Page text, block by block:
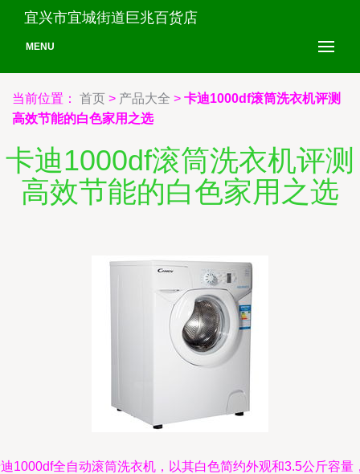
宜兴市宜城街道巨兆百货店
MENU
当前位置： 首页 > 产品大全 > 卡迪1000df滚筒洗衣机评测
高效节能的白色家用之选
卡迪1000df滚筒洗衣机评测
高效节能的白色家用之选
1000df全自动滚筒洗衣机，以其白色简约外观和3.5公斤容量